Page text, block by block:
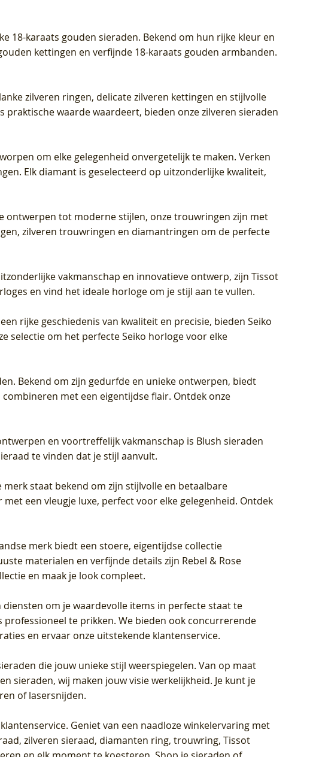
18-karaats gouden sieraden. Bekend om hun rijke kleur en
kettingen en verfijnde 18-karaats gouden armbanden.
zilveren ringen, delicate zilveren kettingen en stijlvolle
waarde waardeert, bieden onze zilveren sieraden
om elke gelegenheid onvergetelijk te maken. Verken
Elk diamant is geselecteerd op uitzonderlijke kwaliteit,
ontwerpen tot moderne stijlen, onze trouwringen zijn met
zilveren trouwringen en diamantringen om de perfecte
vakmanschap en innovatieve ontwerp, zijn Tissot
en vind het ideale horloge om je stijl aan te vullen.
rijke geschiedenis van kwaliteit en precisie, bieden Seiko
selectie om het perfecte Seiko horloge voor elke
Bekend om zijn gedurfde en unieke ontwerpen, biedt
met een eigentijdse flair. Ontdek onze
en voortreffelijk vakmanschap is Blush sieraden
te vinden dat je stijl aanvult.
staat bekend om zijn stijlvolle en betaalbare
een vleugje luxe, perfect voor elke gelegenheid. Ontdek
merk biedt een stoere, eigentijdse collectie
materialen en verfijnde details zijn Rebel & Rose
en maak je look compleet.
om je waardevolle items in perfecte staat te
te prikken. We bieden ook concurrerende
en ervaar onze uitstekende klantenservice.
die jouw unieke stijl weerspiegelen. Van op maat
sieraden, wij maken jouw visie werkelijkheid. Je kunt je
of lasersnijden.
klantenservice. Geniet van een naadloze winkelervaring met
zilveren sieraad, diamanten ring, trouwring, Tissot